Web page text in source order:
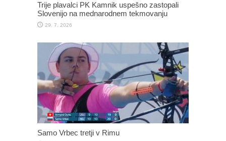
Trije plavalci PK Kamnik uspešno zastopali
Slovenijo na mednarodnem tekmovanju
29. 7. 2026
Samo Vrbec tretji v Rimu